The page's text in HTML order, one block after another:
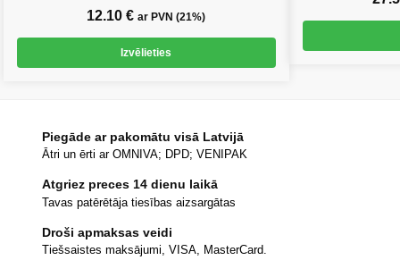
12.10€ ar PVN (21%)
Izvēlieties
Piegāde ar pakomātu visā Latvijā
Ātri un ērti ar OMNIVA; DPD; VENIPAK
Atgriez preces 14 dienu laikā
Tavas patērētāja tiesības aizsargātas
Droši apmaksas veidi
Tiešsaistes maksājumi, VISA, MasterCard.